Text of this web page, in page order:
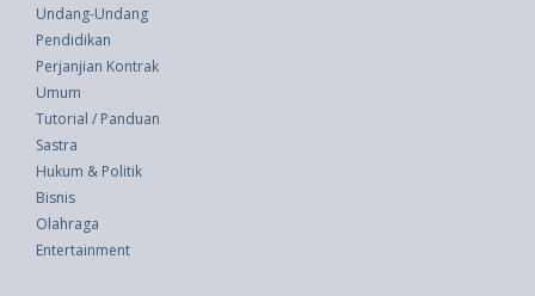
Undang-Undang
Pendidikan
Perjanjian Kontrak
Umum
Tutorial / Panduan
Sastra
Hukum & Politik
Bisnis
Olahraga
Entertainment